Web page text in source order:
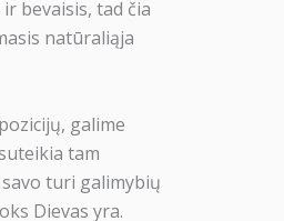
bevaisis, tad čia
natūraliąja
galime
tam
turi galimybių
Dievas yra.